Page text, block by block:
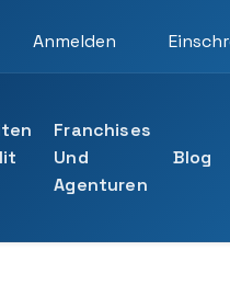
Anmelden
Franchises
Und
Agenturen
Blog